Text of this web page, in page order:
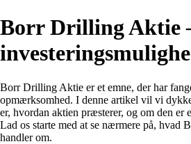
Borr Drilling Aktie
Borr Drilling Aktie er et emne, der har
opmærksomhed. I denne artikel vil vi
er, hvordan aktien præsterer, og om den er
Lad os starte med at se nærmere på, hvad
handler om.